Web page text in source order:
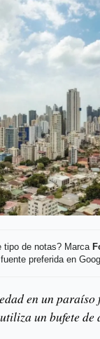
tipo de notas? Marca
preferida en
en un
un bufete